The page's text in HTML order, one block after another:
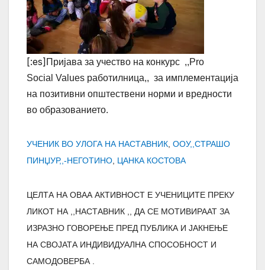
[:es] Пријава за учество на конкурс ,,Pro
Social Values работилница,, за имплементација
на позитивни општествени норми и вредности
во образованието.
УЧЕНИК ВО УЛОГА НА НАСТАВНИК, ООУ,,СТРАШО
ПИНЏУР,,-НЕГОТИНО, ЦАНКА КОСТОВА
ЦЕЛТА НА ОВАА АКТИВНОСТ Е УЧЕНИЦИТЕ ПРЕКУ
ЛИКОТ НА ,,НАСТАВНИК ,, ДА СЕ МОТИВИРААТ ЗА
ИЗРАЗНО ГОВОРЕЊЕ ПРЕД ПУБЛИКА И ЈАКНЕЊЕ
НА СВОЈАТА ИНДИВИДУАЛНА СПОСОБНОСТ И
САМОДОВЕРБА .